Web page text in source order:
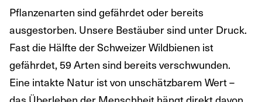
Pflanzenarten sind gefährdet oder bereits
ausgestorben. Unsere Bestäuber sind unter Druck.
Fast die Hälfte der Schweizer Wildbienen ist
gefährdet, 59 Arten sind bereits verschwunden.
Eine intakte Natur ist von unschätzbarem Wert –